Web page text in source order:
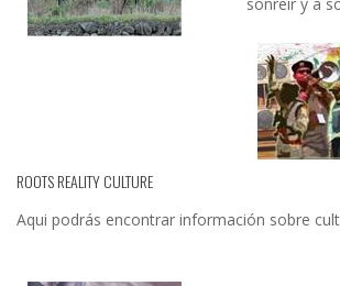
ROOTS REALITY CULTURE
Aqui podrás encontrar información sobre